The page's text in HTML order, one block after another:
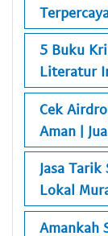
5 Buku
Literatur
Cek
Aman |
Jasa
Lokal
Amankah